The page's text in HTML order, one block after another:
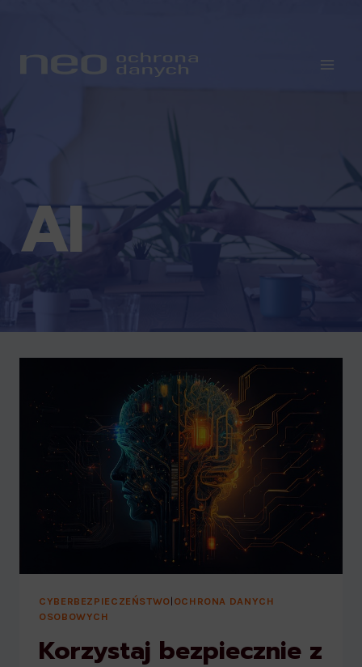
treści
AI
CYBERBEZPIECZEŃSTWO| OCHRONA DANYCH
OSOBOWYCH
Korzystaj bezpiecznie z